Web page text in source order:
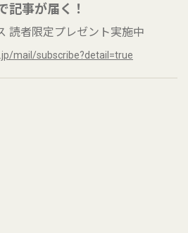
記事が届く！
読者限定プレゼント実施中
mail/subscribe?detail=true